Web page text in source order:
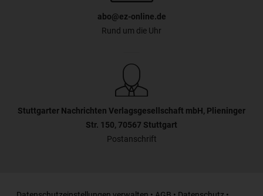
abo@ez-online.de
Rund um die Uhr
Stuttgarter Nachrichten Verlagsgesellschaft mbH, Plieninger
Str. 150, 70567 Stuttgart
Postanschrift